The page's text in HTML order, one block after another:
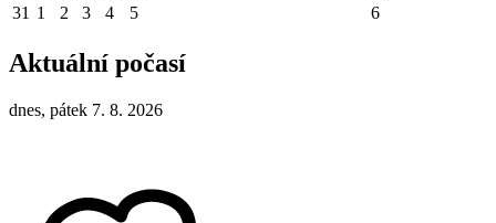
31 1 2 3 4 5 6
Aktuální počasí
dnes, pátek 7. 8. 2026